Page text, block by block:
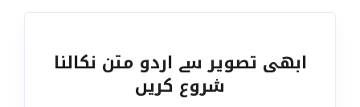
ابھی تصویر سے اردو متن نکالنا
شروع کریں